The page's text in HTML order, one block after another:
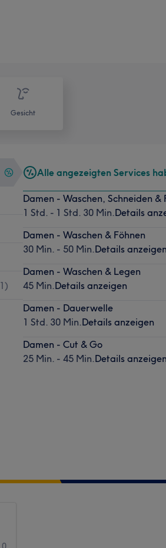
Gesicht
1)
Alle angezeigten Services
Damen - Waschen, Schneiden &
1 Std. - 1 Std. 30 Min.Details
Damen - Waschen & Föhnen
30 Min. - 50 Min.Details anzeigen
Damen - Waschen & Legen
45 Min.Details anzeigen
Damen - Dauerwelle
1 Std. 30 Min.Details anzeigen
Damen - Cut & Go
25 Min. - 45 Min.Details anzeigen